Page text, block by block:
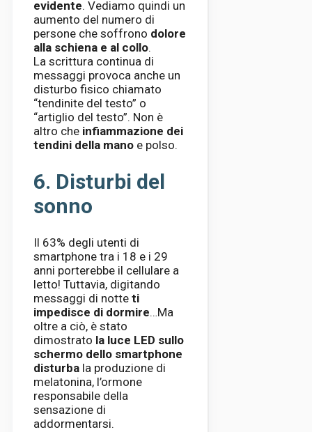
evidente. Vediamo quindi un
aumento del numero di
persone che soffrono dolore
alla schiena e al collo.
La scrittura continua di
messaggi provoca anche un
disturbo fisico chiamato
“tendinite del testo” o
“artiglio del testo”. Non è
altro che infiammazione dei
tendini della mano e polso.
6. Disturbi del
sonno
Il 63% degli utenti di
smartphone tra i 18 e i 29
anni porterebbe il cellulare a
letto! Tuttavia, digitando
messaggi di notte ti
impedisce di dormire…Ma
oltre a ciò, è stato
dimostrato la luce LED sullo
schermo dello smartphone
disturba la produzione di
melatonina, l’ormone
responsabile della
sensazione di
addormentarsi.